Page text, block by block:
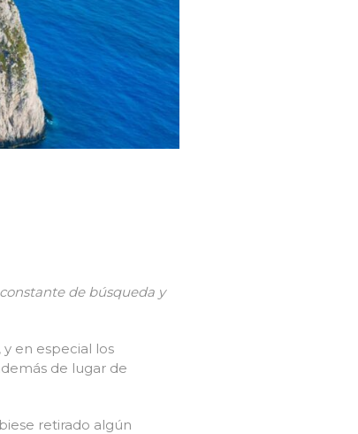
de búsqueda y
en especial los
de lugar de
retirado algún